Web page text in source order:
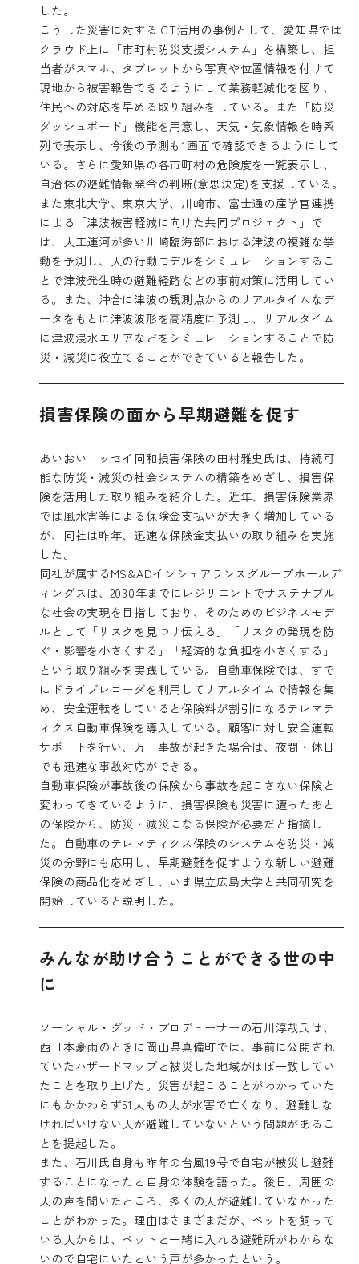
した。
こうした災害に対するICT活用の事例として、愛知県では
クラウド上に「市町村防災支援システム」を構築し、担
当者がスマホ、タブレットから写真や位置情報を付けて
現地から被害報告できるようにして業務軽減化を図り、
住民への対応を早める取り組みをしている。また「防災
ダッシュボード」機能を用意し、天気・気象情報を時系
列で表示し、今後の予測も1画面で確認できるようにして
いる。さらに愛知県の各市町村の危険度を一覧表示し、
自治体の避難情報発令の判断(意思決定)を支援している。
また東北大学、東京大学、川崎市、富士通の産学官連携
による「津波被害軽減に向けた共同プロジェクト」で
は、人工運河が多い川崎臨海部における津波の複雑な挙
動を予測し、人の行動モデルをシミュレーションするこ
とで津波発生時の避難経路などの事前対策に活用してい
る。また、沖合に津波の観測点からのリアルタイムなデ
ータをもとに津波波形を高精度に予測し、リアルタイム
に津波浸水エリアなどをシミュレーションすることで防
災・減災に役立てることができていると報告した。
損害保険の面から早期避難を促す
あいおいニッセイ同和損害保険の田村雅史氏は、持続可
能な防災・減災の社会システムの構築をめざし、損害保
険を活用した取り組みを紹介した。近年、損害保険業界
では風水害等による保険金支払いが大きく増加している
が、同社は昨年、迅速な保険金支払いの取り組みを実施
した。
同社が属するMS&ADインシュアランスグループホールデ
ィングスは、2030年までにレジリエントでサステナブル
な社会の実現を目指しており、そのためのビジネスモデ
ルとして「リスクを見つけ伝える」「リスクの発現を防
ぐ・影響を小さくする」「経済的な負担を小さくする」
という取り組みを実践している。自動車保険では、すで
にドライブレコーダを利用してリアルタイムで情報を集
め、安全運転をしていると保険料が割引になるテレマテ
ィクス自動車保険を導入している。顧客に対し安全運転
サポートを行い、万一事故が起きた場合は、夜間・休日
でも迅速な事故対応ができる。
自動車保険が事故後の保険から事故を起こさない保険と
変わってきているように、損害保険も災害に遭ったあと
の保険から、防災・減災になる保険が必要だと指摘し
た。自動車のテレマティクス保険のシステムを防災・減
災の分野にも応用し、早期避難を促すような新しい避難
保険の商品化をめざし、いま県立広島大学と共同研究を
開始していると説明した。
みんなが助け合うことができる世の中
に
ソーシャル・グッド・プロデューサーの石川淳哉氏は、
西日本豪雨のときに岡山県真備町では、事前に公開され
ていたハザードマップと被災した地域がほぼ一致してい
たことを取り上げた。災害が起こることがわかっていた
にもかかわらず51人もの人が水害で亡くなり、避難しな
ければいけない人が避難していないという問題があるこ
とを提起した。
また、石川氏自身も昨年の台風19号で自宅が被災し避難
することになったと自身の体験を語った。後日、周囲の
人の声を聞いたところ、多くの人が避難していなかった
ことがわかった。理由はさまざまだが、ペットを飼って
いる人からは、ペットと一緒に入れる避難所がわからな
いので自宅にいたという声が多かったという。